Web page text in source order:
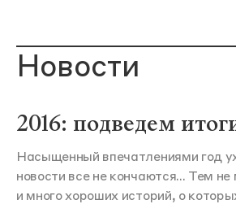
Новости
2016: подведем
Насыщенный впечатлениями год
новости все не кончаются... Тем
и много хороших историй, о